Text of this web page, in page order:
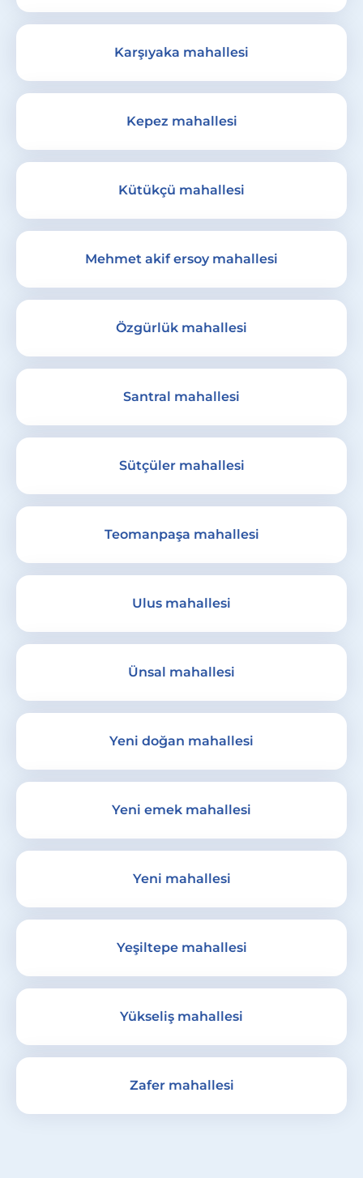
Karşıyaka mahallesi
Kepez mahallesi
Kütükçü mahallesi
Mehmet akif ersoy mahallesi
Özgürlük mahallesi
Santral mahallesi
Sütçüler mahallesi
Teomanpaşa mahallesi
Ulus mahallesi
Ünsal mahallesi
Yeni doğan mahallesi
Yeni emek mahallesi
Yeni mahallesi
Yeşiltepe mahallesi
Yükseliş mahallesi
Zafer mahallesi